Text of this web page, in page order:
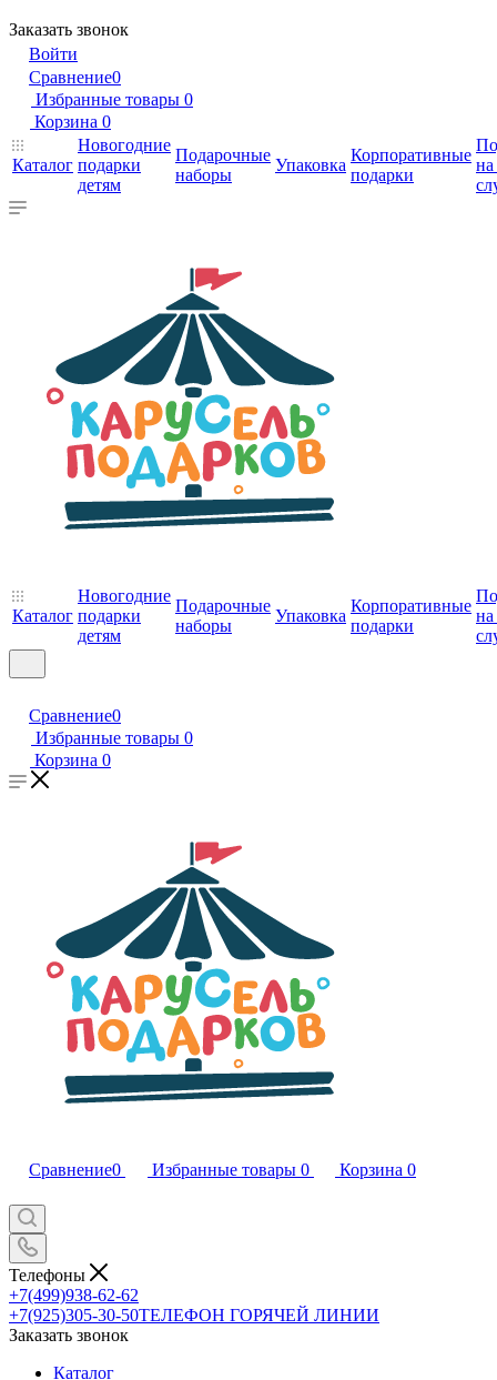
Заказать звонок
Войти
Сравнение0
Избранные товары 0
Корзина 0
Каталог
Новогодние
подарки
детям
Подарочные
наборы
Упаковка
Корпоративные
подарки
на
Каталог
Новогодние
подарки
детям
Подарочные
наборы
Упаковка
Корпоративные
подарки
на
Сравнение0
Избранные товары 0
Корзина 0
Сравнение0 Избранные товары 0 Корзина 0
Телефоны
+7(499)938-62-62
+7(925)305-30-50ТЕЛЕФОН ГОРЯЧЕЙ ЛИНИИ
Заказать звонок
Каталог